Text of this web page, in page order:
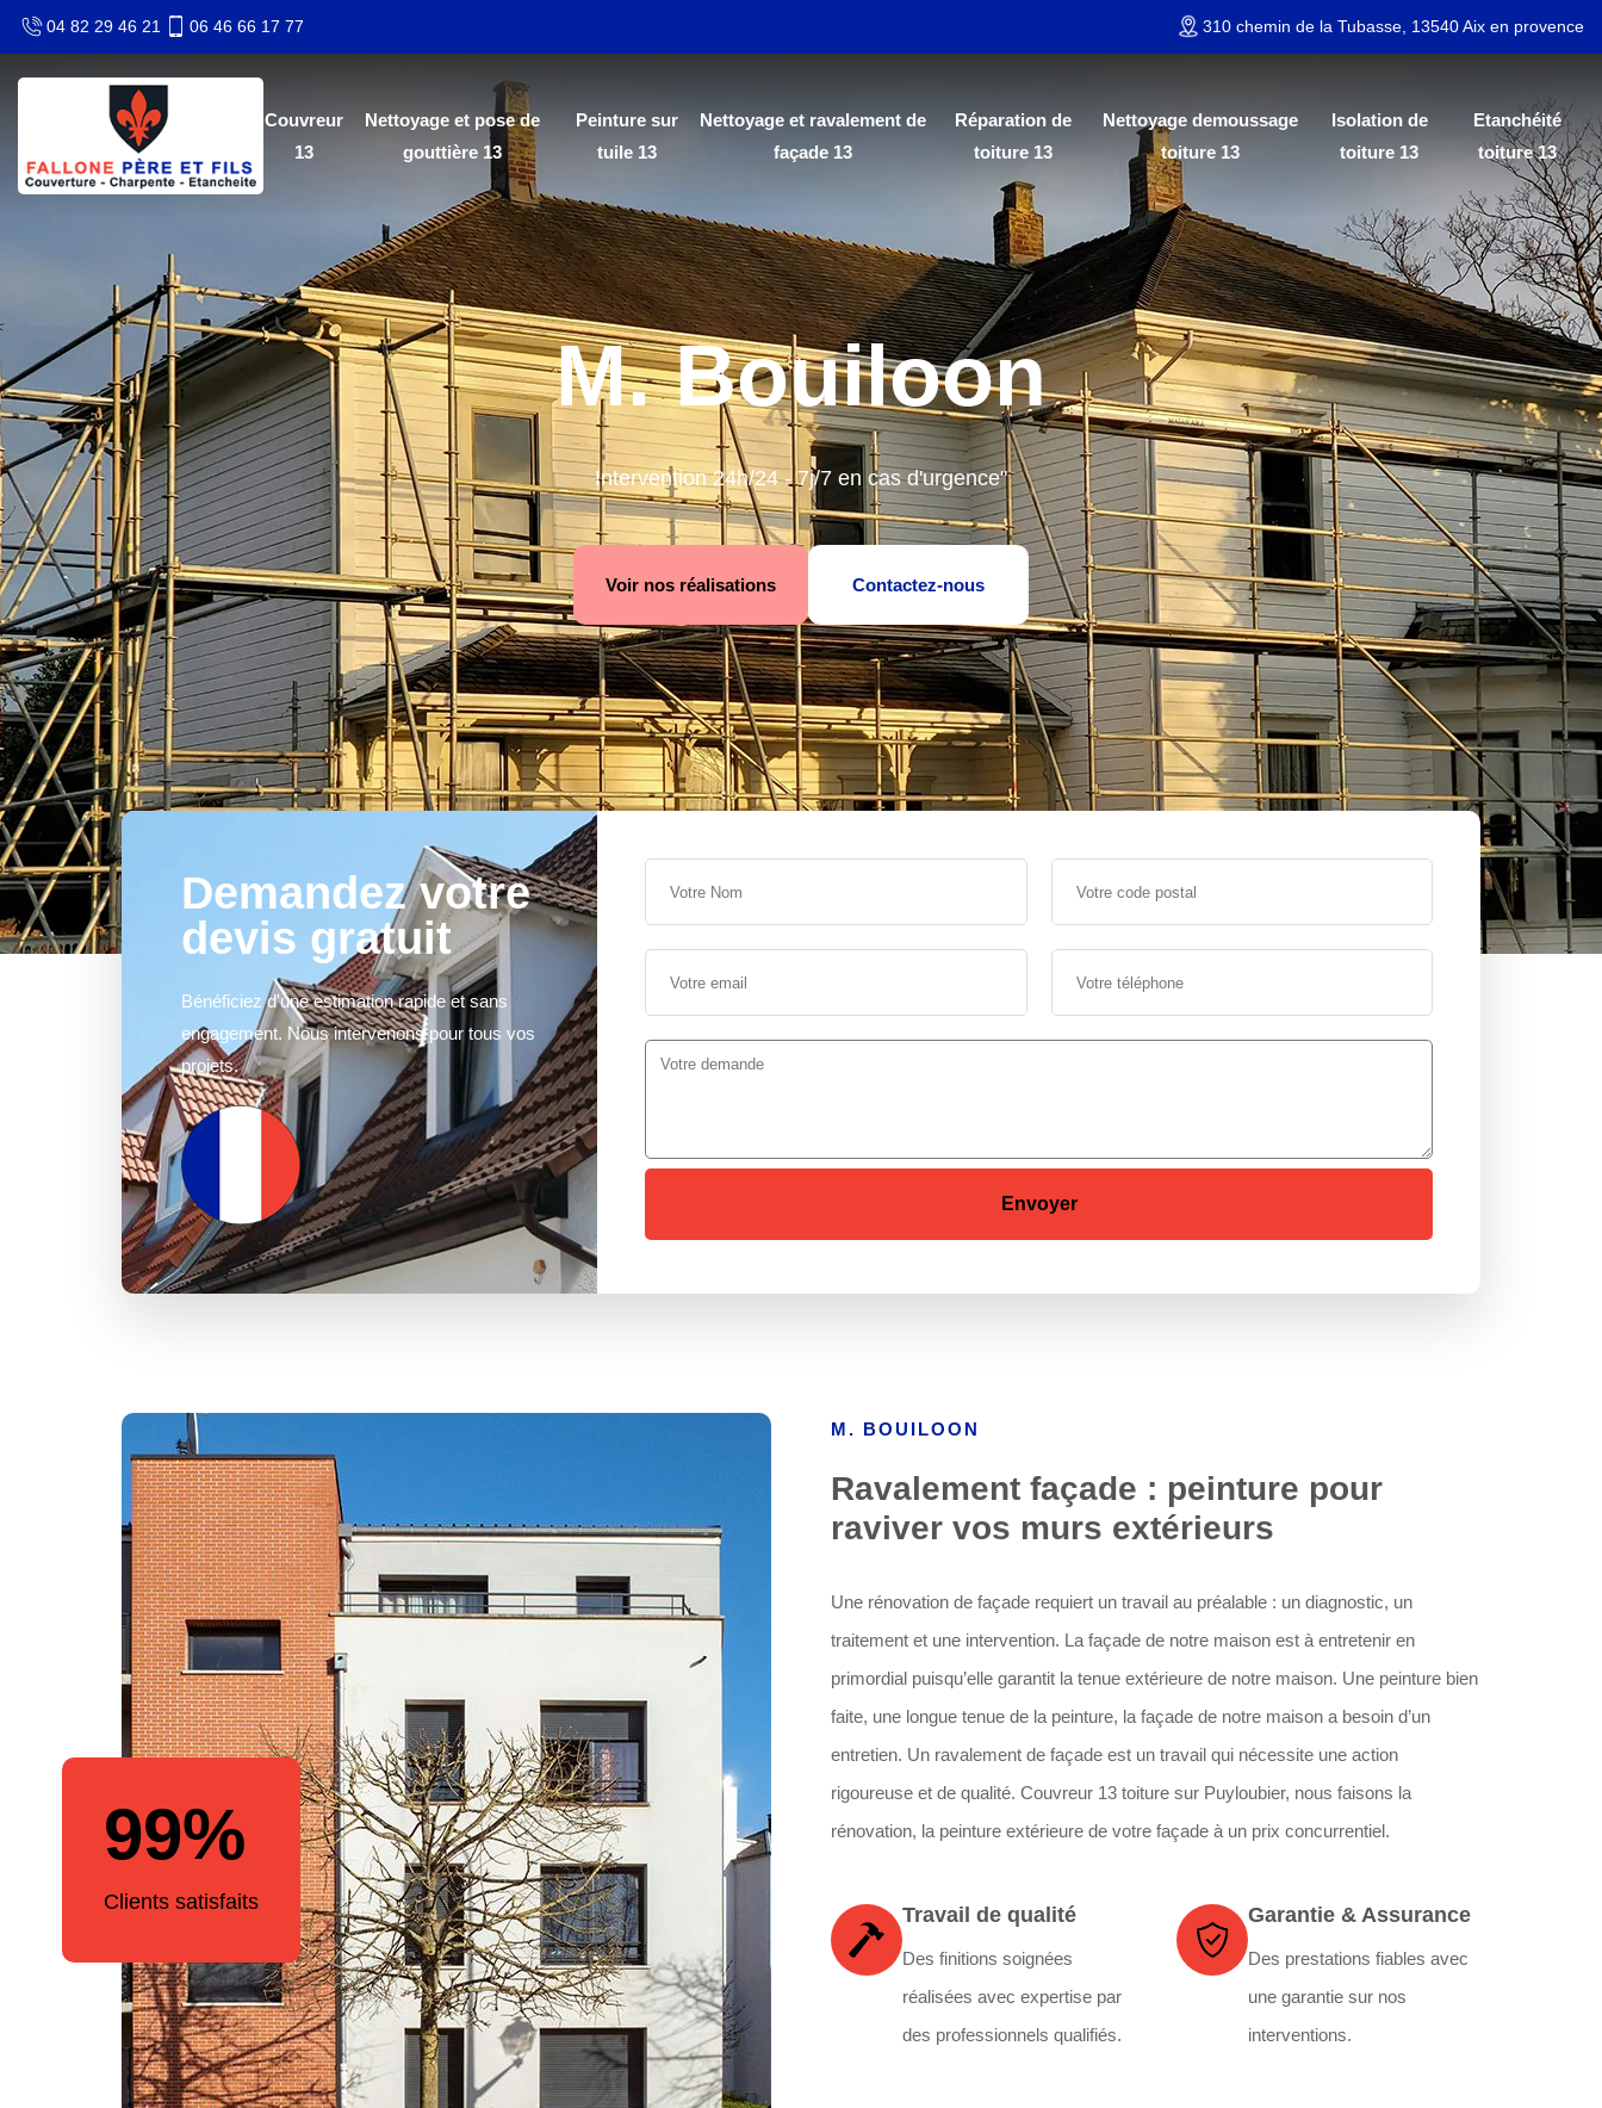
04 82 29 46 21 06 46 66 17 77 310 chemin de la Tubasse, 13540 Aix en provence
Couvreur
13
Nettoyage et pose de
gouttière 13
Peinture sur
tuile 13
Nettoyage et ravalement de
façade 13
Réparation de
toiture 13
Nettoyage demoussage
toiture 13
Isolation de
toiture 13
Etanchéité
toiture 13
M. Bouiloon
Intervention 24h/24 - 7j/7 en cas d'urgence"
Voir nos réalisations Contactez-nous
Demandez votre
devis gratuit
Bénéficiez d'une estimation rapide et sans
engagement. Nous intervenons pour tous vos
projets.
99%
Clients satisfaits
M. BOUILOON
Ravalement façade : peinture pour
raviver vos murs extérieurs
Une rénovation de façade requiert un travail au préalable : un diagnostic, un
traitement et une intervention. La façade de notre maison est à entretenir en
primordial puisqu’elle garantit la tenue extérieure de notre maison. Une peinture bien
faite, une longue tenue de la peinture, la façade de notre maison a besoin d’un
entretien. Un ravalement de façade est un travail qui nécessite une action
rigoureuse et de qualité. Couvreur 13 toiture sur Puyloubier, nous faisons la
rénovation, la peinture extérieure de votre façade à un prix concurrentiel.
Travail de qualité
Des finitions soignées
réalisées avec expertise par
des professionnels qualifiés.
Garantie & Assurance
Des prestations fiables avec
une garantie sur nos
interventions.